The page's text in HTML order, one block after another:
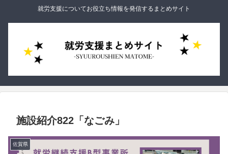
就労支援についてお役立ち情報を発信するまとめサイト
施設紹介822「なごみ」
佐賀県